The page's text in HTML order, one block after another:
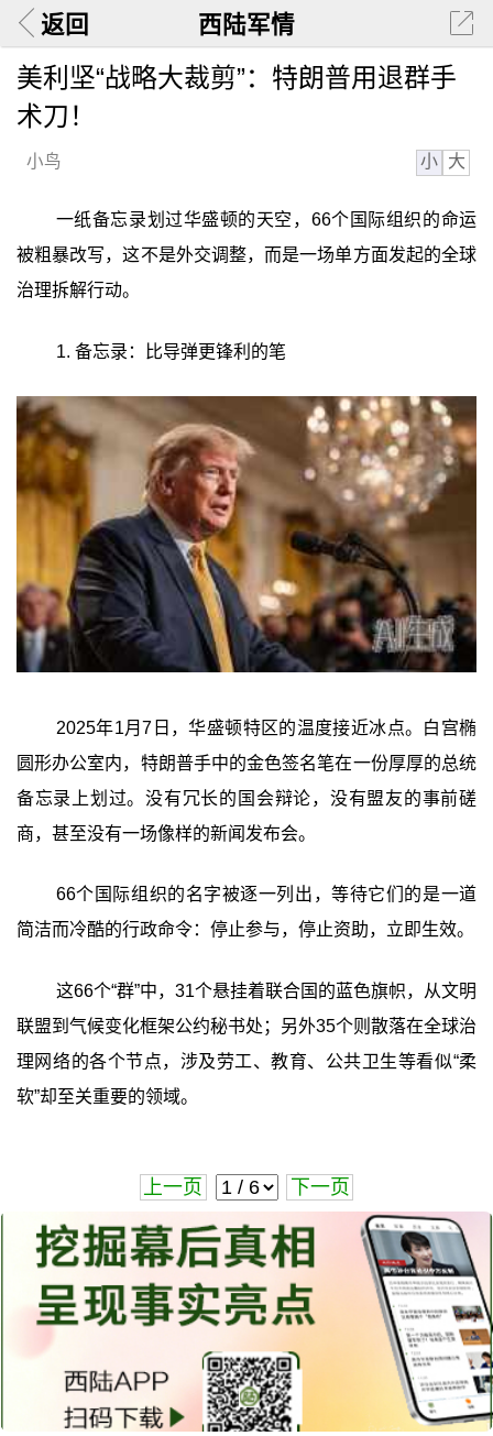
返回 西陆军情
美利坚“战略大裁剪”：特朗普用退群手
术刀！
小鸟 小 大
一纸备忘录划过华盛顿的天空，66个国际组织的命运
被粗暴改写，这不是外交调整，而是一场单方面发起的全球
治理拆解行动。
1. 备忘录：比导弹更锋利的笔
2025年1月7日，华盛顿特区的温度接近冰点。白宫椭
圆形办公室内，特朗普手中的金色签名笔在一份厚厚的总统
备忘录上划过。没有冗长的国会辩论，没有盟友的事前磋
商，甚至没有一场像样的新闻发布会。
66个国际组织的名字被逐一列出，等待它们的是一道
简洁而冷酷的行政命令：停止参与，停止资助，立即生效。
这66个“群”中，31个悬挂着联合国的蓝色旗帜，从文明
联盟到气候变化框架公约秘书处；另外35个则散落在全球治
理网络的各个节点，涉及劳工、教育、公共卫生等看似“柔
软”却至关重要的领域。
上一页 下一页